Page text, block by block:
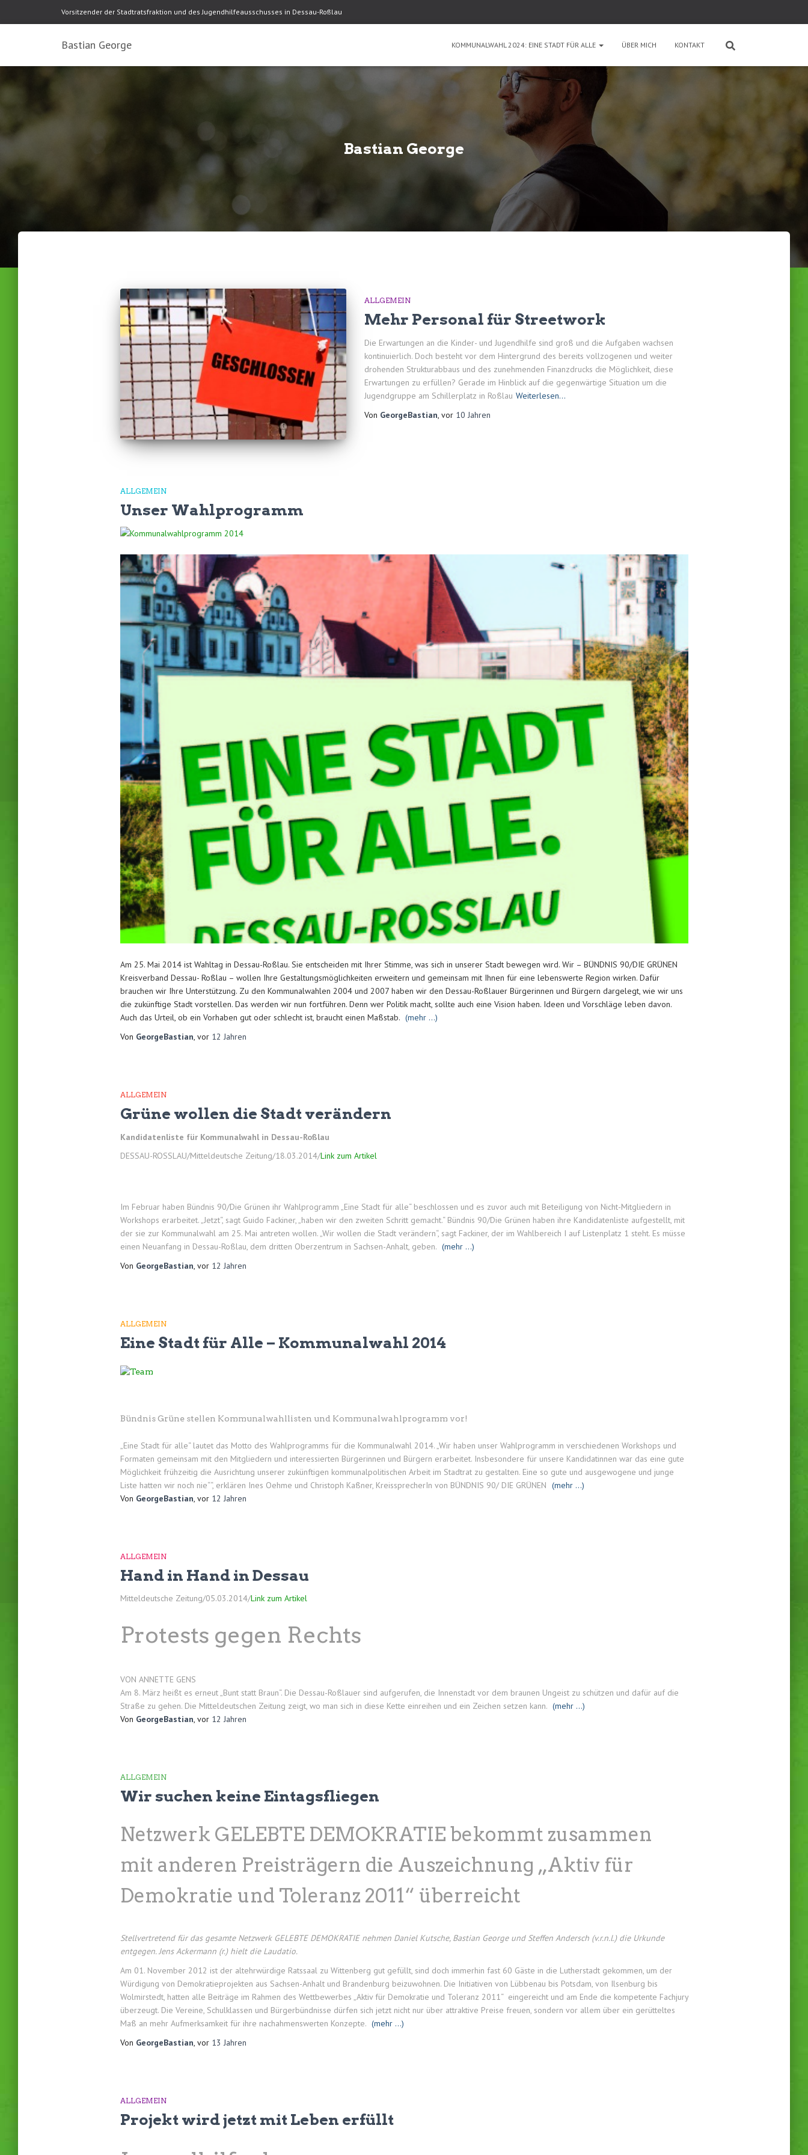
Vorsitzender der Stadtratsfraktion und des Jugendhilfeausschusses in Dessau-Roßlau
Bastian George KOMMUNALWAHL 2024: EINE STADT FÜR ALLE ÜBER MICH KONTAKT
Bastian George
ALLGEMEIN
Mehr Personal für Streetwork
Die Erwartungen an die Kinder- und Jugendhilfe sind groß und die Aufgaben wachsen
kontinuierlich. Doch besteht vor dem Hintergrund des bereits vollzogenen und weiter
drohenden Strukturabbaus und des zunehmenden Finanzdrucks die Möglichkeit, diese
Erwartungen zu erfüllen? Gerade im Hinblick auf die gegenwärtige Situation um die
Jugendgruppe am Schillerplatz in Roßlau Weiterlesen…
Von GeorgeBastian, vor 10 Jahren
ALLGEMEIN
Unser Wahlprogramm
Am 25. Mai 2014 ist Wahltag in Dessau-Roßlau. Sie entscheiden mit Ihrer Stimme, was sich in unserer Stadt bewegen wird. Wir – BÜNDNIS 90/DIE GRÜNEN
Kreisverband Dessau- Roßlau – wollen Ihre Gestaltungsmöglichkeiten erweitern und gemeinsam mit Ihnen für eine lebenswerte Region wirken. Dafür
brauchen wir Ihre Unterstützung. Zu den Kommunalwahlen 2004 und 2007 haben wir den Dessau-Roßlauer Bürgerinnen und Bürgern dargelegt, wie wir uns
die zukünftige Stadt vorstellen. Das werden wir nun fortführen. Denn wer Politik macht, sollte auch eine Vision haben. Ideen und Vorschläge leben davon.
Auch das Urteil, ob ein Vorhaben gut oder schlecht ist, braucht einen Maßstab. (mehr …)
Von GeorgeBastian, vor 12 Jahren
ALLGEMEIN
Grüne wollen die Stadt verändern
Kandidatenliste für Kommunalwahl in Dessau-Roßlau
DESSAU-ROSSLAU/Mitteldeutsche Zeitung/18.03.2014/Link zum Artikel
Im Februar haben Bündnis 90/Die Grünen ihr Wahlprogramm „Eine Stadt für alle“ beschlossen und es zuvor auch mit Beteiligung von Nicht-Mitgliedern in
Workshops erarbeitet. „Jetzt“, sagt Guido Fackiner, „haben wir den zweiten Schritt gemacht.“ Bündnis 90/Die Grünen haben ihre Kandidatenliste aufgestellt, mit
der sie zur Kommunalwahl am 25. Mai antreten wollen. „Wir wollen die Stadt verändern“, sagt Fackiner, der im Wahlbereich I auf Listenplatz 1 steht. Es müsse
einen Neuanfang in Dessau-Roßlau, dem dritten Oberzentrum in Sachsen-Anhalt, geben. (mehr …)
Von GeorgeBastian, vor 12 Jahren
ALLGEMEIN
Eine Stadt für Alle – Kommunalwahl 2014
Bündnis Grüne stellen Kommunalwahllisten und Kommunalwahlprogramm vor!
„Eine Stadt für alle“ lautet das Motto des Wahlprogramms für die Kommunalwahl 2014. „Wir haben unser Wahlprogramm in verschiedenen Workshops und
Formaten gemeinsam mit den Mitgliedern und interessierten Bürgerinnen und Bürgern erarbeitet. Insbesondere für unsere Kandidatinnen war das eine gute
Möglichkeit frühzeitig die Ausrichtung unserer zukünftigen kommunalpolitischen Arbeit im Stadtrat zu gestalten. Eine so gute und ausgewogene und junge
Liste hatten wir noch nie““, erklären Ines Oehme und Christoph Kaßner, KreissprecherIn von BÜNDNIS 90/ DIE GRÜNEN (mehr …)
Von GeorgeBastian, vor 12 Jahren
ALLGEMEIN
Hand in Hand in Dessau
Mitteldeutsche Zeitung/05.03.2014/Link zum Artikel
Protests gegen Rechts
VON ANNETTE GENS
Am 8. März heißt es erneut „Bunt statt Braun“. Die Dessau-Roßlauer sind aufgerufen, die Innenstadt vor dem braunen Ungeist zu schützen und dafür auf die
Straße zu gehen. Die Mitteldeutschen Zeitung zeigt, wo man sich in diese Kette einreihen und ein Zeichen setzen kann. (mehr …)
Von GeorgeBastian, vor 12 Jahren
ALLGEMEIN
Wir suchen keine Eintagsfliegen
Netzwerk GELEBTE DEMOKRATIE bekommt zusammen
mit anderen Preisträgern die Auszeichnung „Aktiv für
Demokratie und Toleranz 2011“ überreicht
Stellvertretend für das gesamte Netzwerk GELEBTE DEMOKRATIE nehmen Daniel Kutsche, Bastian George und Steffen Andersch (v.r.n.l.) die Urkunde
entgegen. Jens Ackermann (r.) hielt die Laudatio.
Am 01. November 2012 ist der altehrwürdige Ratssaal zu Wittenberg gut gefüllt, sind doch immerhin fast 60 Gäste in die Lutherstadt gekommen, um der
Würdigung von Demokratieprojekten aus Sachsen-Anhalt und Brandenburg beizuwohnen. Die Initiativen von Lübbenau bis Potsdam, von Ilsenburg bis
Wolmirstedt, hatten alle Beiträge im Rahmen des Wettbewerbes „Aktiv für Demokratie und Toleranz 2011“ eingereicht und am Ende die kompetente Fachjury
überzeugt. Die Vereine, Schulklassen und Bürgerbündnisse dürfen sich jetzt nicht nur über attraktive Preise freuen, sondern vor allem über ein gerütteltes
Maß an mehr Aufmerksamkeit für ihre nachahmenswerten Konzepte. (mehr …)
Von GeorgeBastian, vor 13 Jahren
ALLGEMEIN
Projekt wird jetzt mit Leben erfüllt